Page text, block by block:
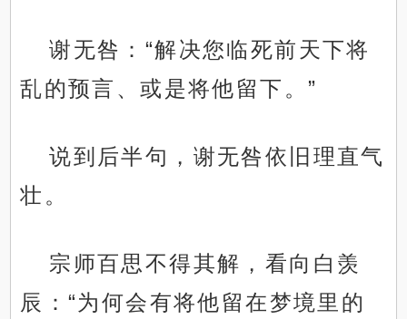
谢无咎：“解决您临死前天下将
乱的预言、或是将他留下。”
说到后半句，谢无咎依旧理直气
壮。
宗师百思不得其解，看向白羡
辰：“为何会有将他留在梦境里的